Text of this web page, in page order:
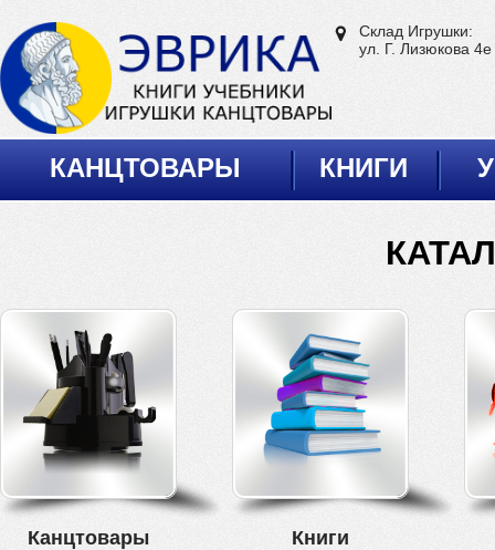
Склад Игрушки:
ул. Г. Лизюкова 4е
КАНЦТОВАРЫ КНИГИ
Канцтовары Книги